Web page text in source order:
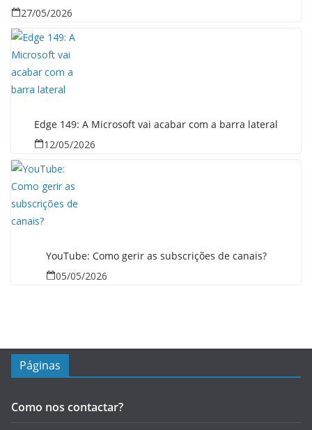
27/05/2026
Edge 149: A Microsoft vai acabar com a barra lateral
12/05/2026
YouTube: Como gerir as subscrições de canais?
05/05/2026
Páginas
Como nos contactar?